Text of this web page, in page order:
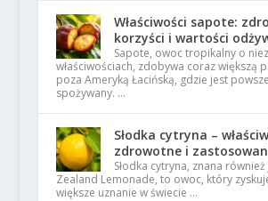
Właściwości sapote:
korzyści i wartości
Sapote, owoc tropikalny o
właściwościach, zdobywa coraz większą
poza Ameryką Łacińską, gdzie jest
spożywany. …
Słodka cytryna –
zdrowotne i
Słodka cytryna, znana
Zealand Lemonade, to owoc, który
większe uznanie w świecie …